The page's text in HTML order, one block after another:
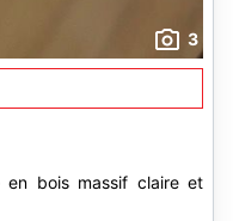
3
bois massif claire et